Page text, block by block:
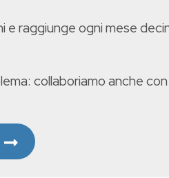
raggiunge ogni mese
collaboriamo anche